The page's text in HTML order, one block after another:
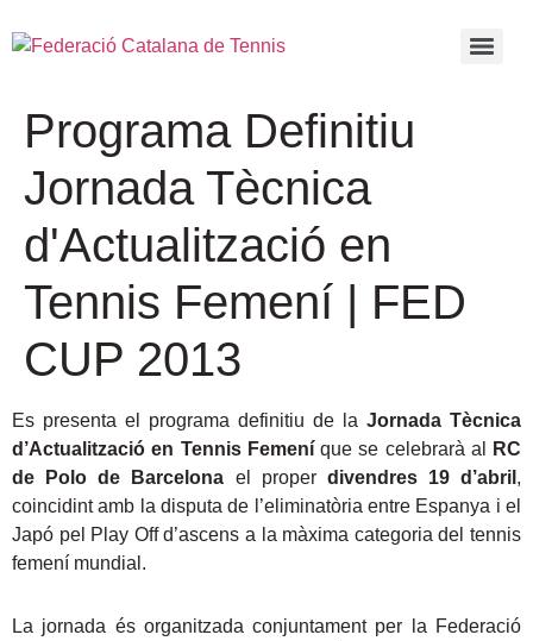
Programa Definitiu
Jornada Tècnica
d'Actualització en
Tennis Femení | FED
CUP 2013
Es presenta el programa definitiu de la Jornada Tècnica
d’Actualització en Tennis Femení que se celebrarà al
RC
de Polo de Barcelona el proper divendres 19 d’abril ,
coincidint amb la disputa de l’eliminatòria entre Espanya i el
Japó pel Play Off d’ascens a la màxima categoria del tennis
femení mundial.
La jornada és organitzada conjuntament per la Federació